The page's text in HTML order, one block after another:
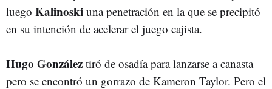
luego Kalinoski una penetración en la que se precipitó
en su intención de acelerar el juego cajista.
Hugo González tiró de osadía para lanzarse a canasta
pero se encontró un gorrazo de Kameron Taylor. Pero el